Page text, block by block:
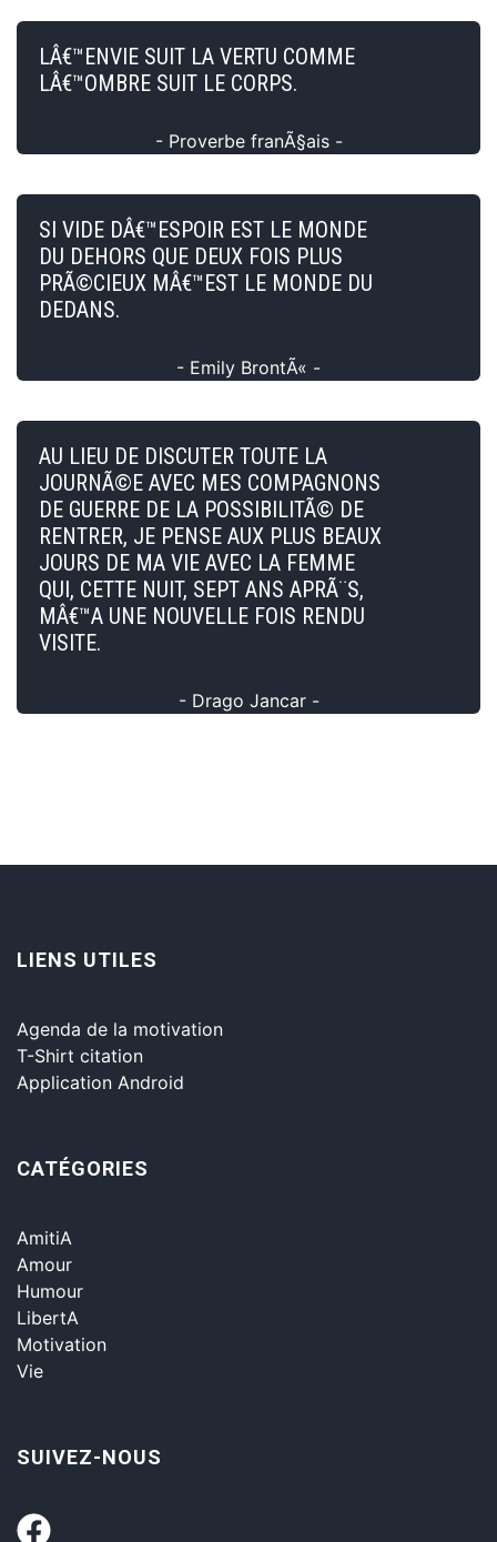
LÂ€™ENVIE SUIT LA VERTU COMME
LÂ€™OMBRE SUIT LE CORPS.
- Proverbe franÃ§ais -
SI VIDE DÂ€™ESPOIR EST LE MONDE
DU DEHORS QUE DEUX FOIS PLUS
PRÃ©CIEUX MÂ€™EST LE MONDE DU
DEDANS.
- Emily BrontÃ« -
AU LIEU DE DISCUTER TOUTE LA
JOURNÃ©E AVEC MES COMPAGNONS
DE GUERRE DE LA POSSIBILITÃ© DE
RENTRER, JE PENSE AUX PLUS BEAUX
JOURS DE MA VIE AVEC LA FEMME
QUI, CETTE NUIT, SEPT ANS APRÃ¨S,
MÂ€™A UNE NOUVELLE FOIS RENDU
VISITE.
- Drago Jancar -
LIENS UTILES
Agenda de la motivation
T-Shirt citation
Application Android
CATÉGORIES
AmitiA
Amour
Humour
LibertA
Motivation
Vie
SUIVEZ-NOUS